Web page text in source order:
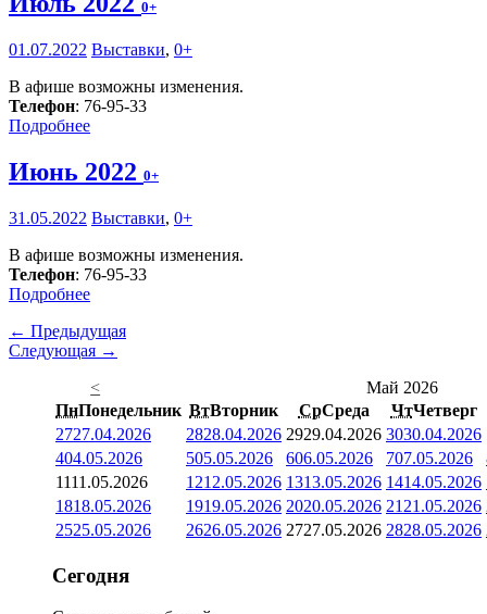
0+
01.07.2022 Выставки, 0+
В афише возможны изменения.
Телефон: 76-95-33
Подробнее
Июнь 2022 0+
31.05.2022 Выставки, 0+
В афише возможны изменения.
Телефон: 76-95-33
Подробнее
← Предыдущая
Следующая →
<
Май 2026
ПнПонедельник ВтВторник СрСреда ЧтЧетверг
2727.04.2026 2828.04.2026 2929.04.2026 3030.04.2026
404.05.2026 505.05.2026 606.05.2026 707.05.2026
1111.05.2026 1212.05.2026 1313.05.2026 1414.05.2026
1818.05.2026 1919.05.2026 2020.05.2026 21 21.05.2026
2525.05.2026 2626.05.2026 2727.05.2026 2828.05.2026
Сегодня